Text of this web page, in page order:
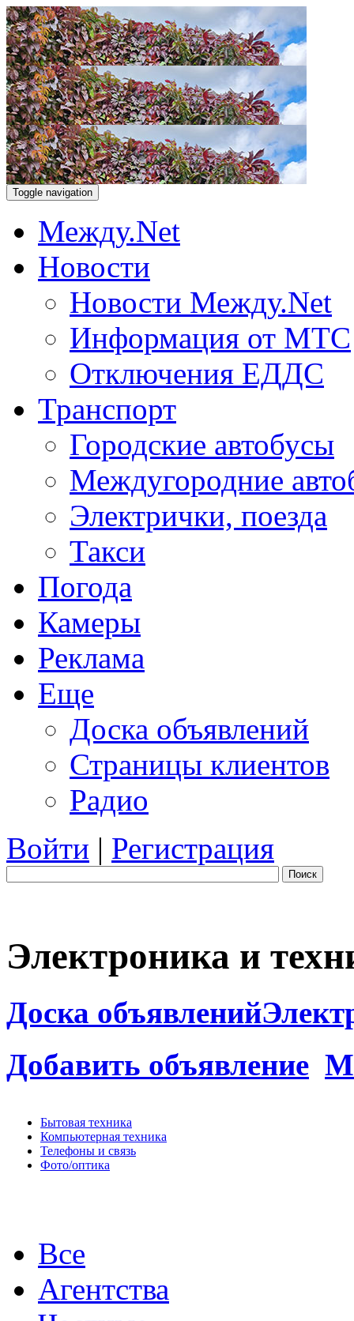
Toggle navigation
Между.Net
Новости
Новости Между.Net
Информация от МТС
Отключения ЕДДС
Транспорт
Городские автобусы
Междугородние
Электрички, поезда
Такси
Погода
Камеры
Реклама
Еще
Доска объявлений
Страницы клиентов
Радио
Войти | Регистрация
Поиск
Электроника и
Доска объявлений
Добавить объявление
Бытовая техника
Компьютерная техника
Телефоны и связь
Фото/оптика
Все
Агентства